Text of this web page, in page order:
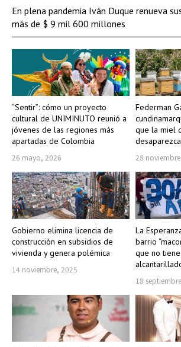
“Sentir”: cómo un proyecto
cultural de UNIMINUTO reunió a
jóvenes de las regiones más
apartadas de Colombia
26 mayo, 2026
Federman
que la miel
desaparezca
28
Gobierno elimina licencia de
construcción en subsidios de
vivienda y genera polémica
14 noviembre, 2025
La
barrio
que no
18
En plena pandemia Iván Duque renueva
más de $ 9 mil 600 millones